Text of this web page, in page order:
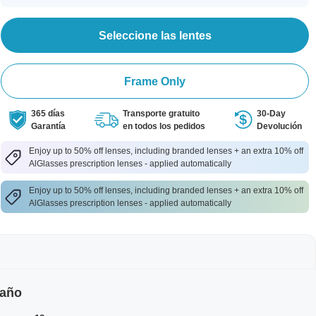
Seleccione las lentes
Frame Only
365 días
Garantía
Transporte gratuito
en todos los pedidos
30-Day
Devolución
Enjoy up to 50% off lenses, including branded lenses + an extra 10% off
AlGlasses prescription lenses - applied automatically
Enjoy up to 50% off lenses, including branded lenses + an extra 10% off
AlGlasses prescription lenses - applied automatically